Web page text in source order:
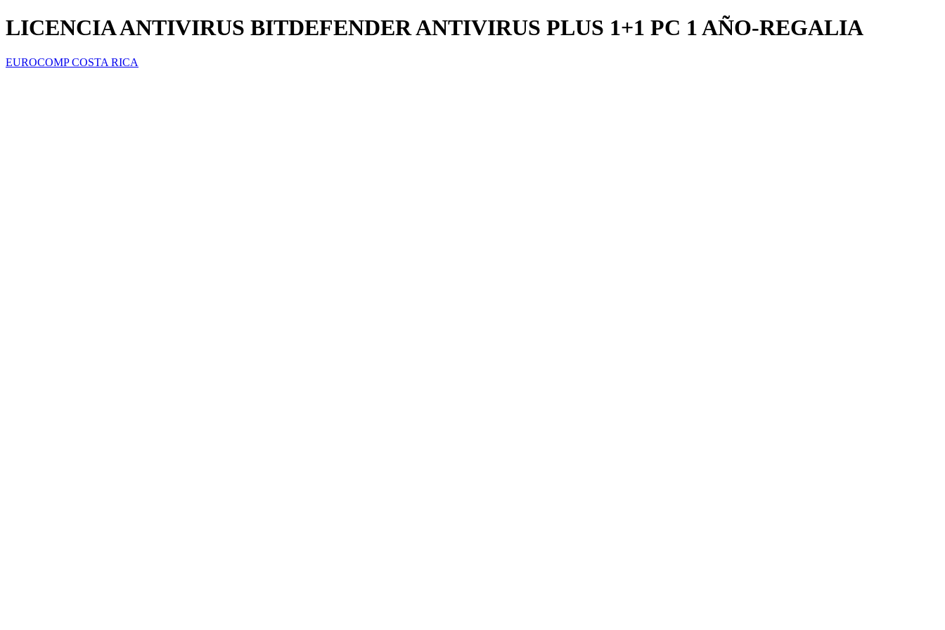
LICENCIA ANTIVIRUS BITDEFENDER ANTIVIRUS PLUS 1+1 PC 1 AÑO-REGALIA
EUROCOMP COSTA RICA